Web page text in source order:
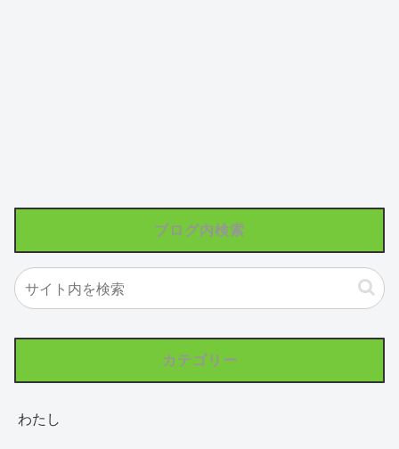
ブログ内検索
カテゴリー
わたし